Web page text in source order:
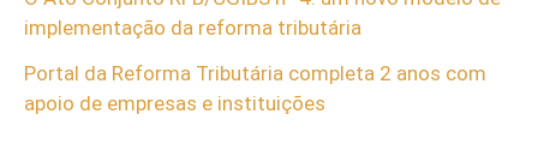
implementação da reforma tributária
Portal da Reforma Tributária completa 2 anos com
apoio de empresas e instituições